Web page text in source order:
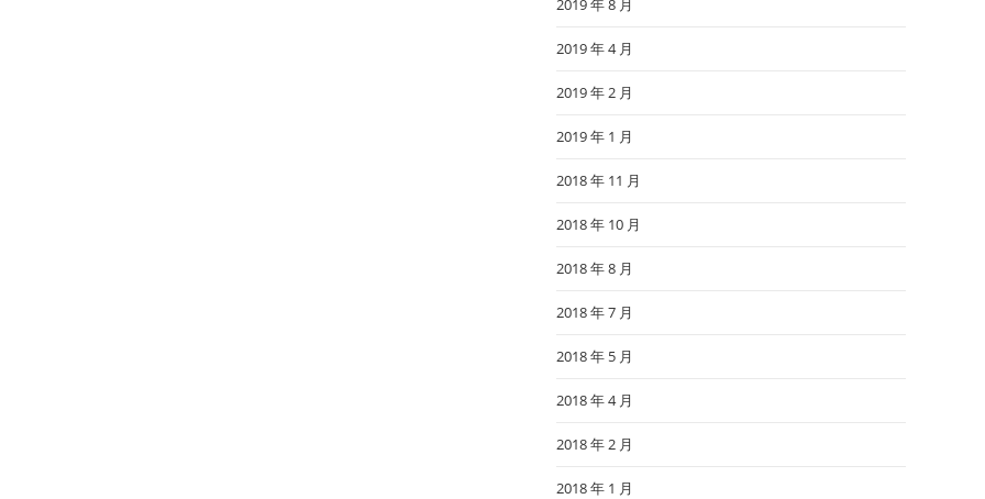
2019 年 8 月
2019 年 4 月
2019 年 2 月
2019 年 1 月
2018 年 11 月
2018 年 10 月
2018 年 8 月
2018 年 7 月
2018 年 5 月
2018 年 4 月
2018 年 2 月
2018 年 1 月